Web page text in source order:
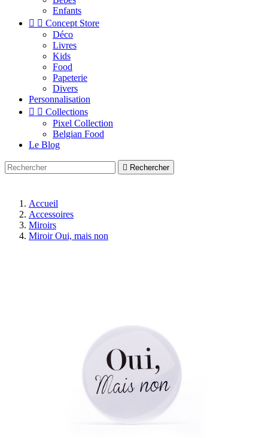
Enfants
  Concept Store
Déco
Livres
Kids
Food
Papeterie
Divers
Personnalisation
  Collections
Pixel Collection
Belgian Food
Le Blog
 Rechercher
Accueil
Accessoires
Miroirs
Miroir Oui, mais non